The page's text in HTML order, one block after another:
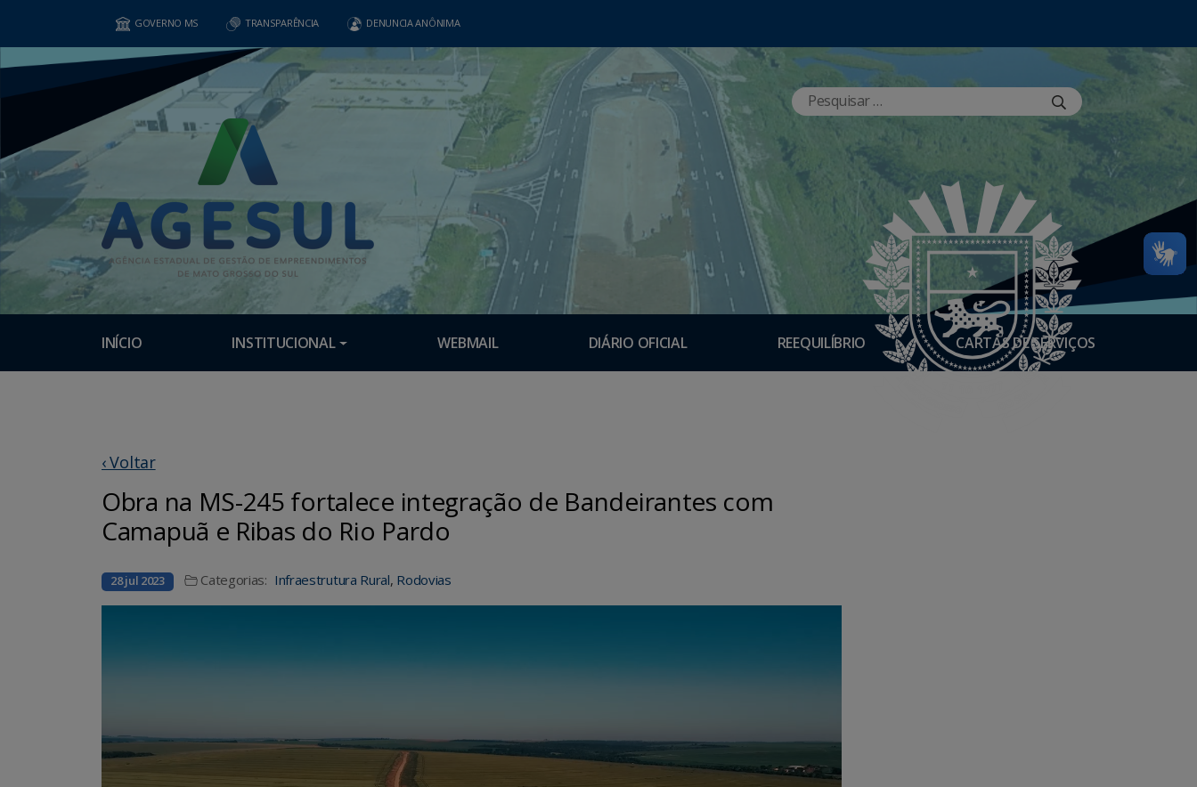
GOVERNO MS TRANSPARÊNCIA DENUNCIA ANÔNIMA
INÍCIO INSTITUCIONAL WEBMAIL DIÁRIO OFICIAL REEQUILÍBRIO CARTAS DE SERVIÇOS
‹ Voltar
Obra na MS-245 fortalece integração de Bandeirantes com
Camapuã e Ribas do Rio Pardo
28 jul 2023 Categorias: Infraestrutura Rural, Rodovias